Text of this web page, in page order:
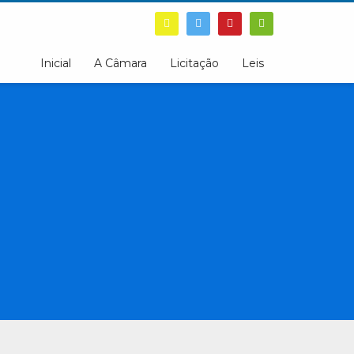
Inicial A Câmara Licitação Leis